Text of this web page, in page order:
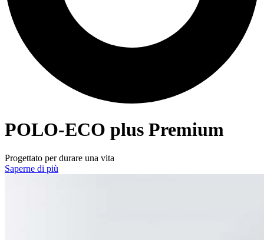
POLO-ECO plus Premium
Progettato per durare una vita
Saperne di più